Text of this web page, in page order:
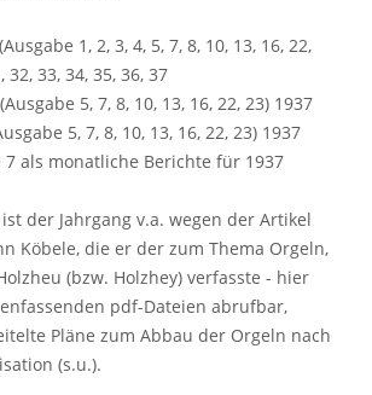
(Ausgabe 1, 2, 3, 4, 5, 7, 8, 10, 13, 16, 22,
32, 33, 34, 35, 36, 37
(Ausgabe 5, 7, 8, 10, 13, 16, 22, 23) 1937
5, 7, 8, 10, 13, 16, 22, 23) 1937
7 als monatliche Berichte für 1937
der Jahrgang v.a. wegen der Artikel
Köbele, die er der zum Thema Orgeln,
(bzw. Holzhey) verfasste - hier
pdf-Dateien abrufbar,
Pläne zum Abbau der Orgeln nach
(s.u.).